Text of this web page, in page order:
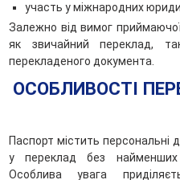
участь у міжнародних
Залежно від вимог
як звичайний переклад,
перекладеного документа.
ОСОБЛИВОСТІ
Паспорт містить персональні
у переклад без найменших
Особлива увага